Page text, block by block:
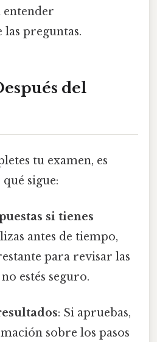
entender
preguntas.
del
tu examen, es
sigue:
si tienes
antes de tiempo,
para revisar las
estés seguro.
: Si apruebas,
sobre los pasos